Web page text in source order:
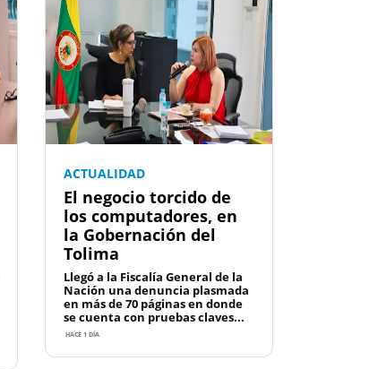
ACTUALIDAD
El negocio torcido de
los computadores, en
la Gobernación del
Tolima
Llegó a la Fiscalía General de la
Nación una denuncia plasmada
en más de 70 páginas en donde
se cuenta con pruebas claves...
HACE 1 DÍA